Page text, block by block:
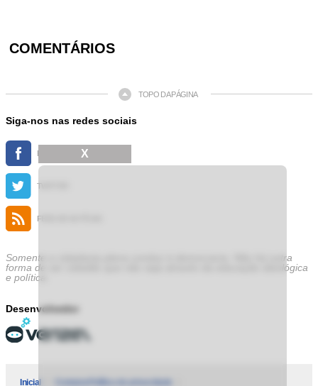
COMENTÁRIOS
TOPO DA PÁGINA
Siga-nos nas redes sociais
FACEBOOK
TWITTER
FEED DE NOTÍCIAS
Somente a cidadania plena conduz à democracia. Não há outra
forma de ser cidadão que não seja através da educação ideológica
e política.
Desenvolvedor
Inicial
X